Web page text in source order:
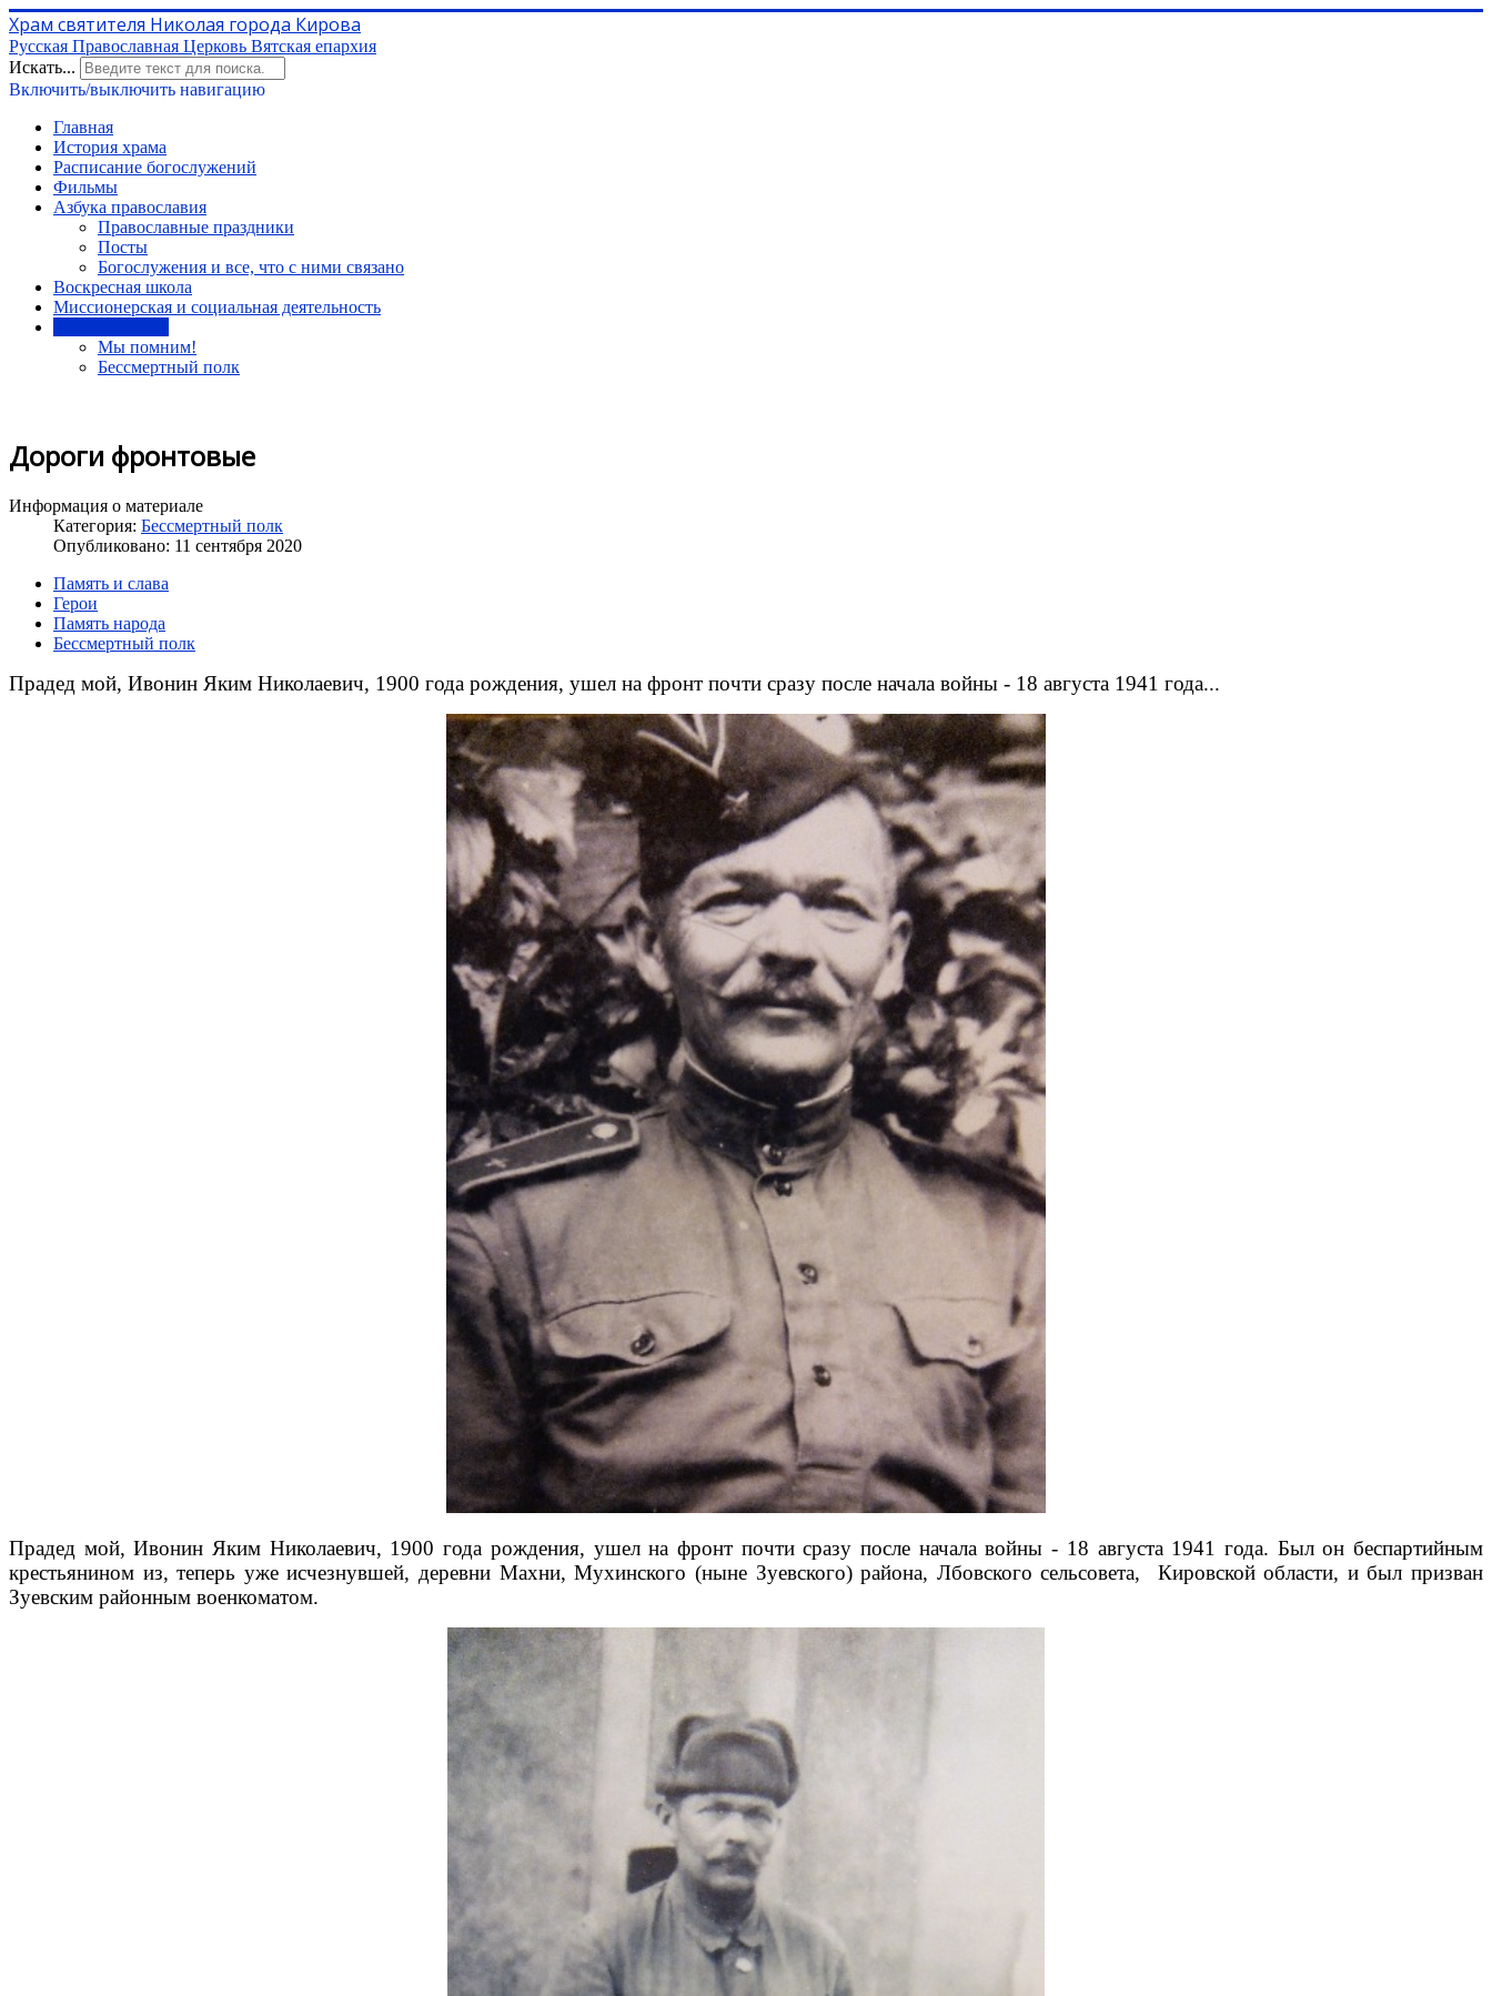
Храм святителя Николая города Кирова
Русская Православная Церковь Вятская епархия
Искать...
Включить/выключить навигацию
Главная
История храма
Расписание богослужений
Фильмы
Азбука православия
Православные праздники
Посты
Богослужения и все, что с ними связано
Воскресная школа
Миссионерская и социальная деятельность
Мы помним!
Бессмертный полк
Дороги фронтовые
Информация о материале
Категория: Бессмертный полк
Опубликовано: 11 сентября 2020
Память и слава
Герои
Память народа
Бессмертный полк
Прадед мой, Ивонин Яким Николаевич, 1900 года рождения, ушел на фронт почти сразу после начала войны - 18 августа 1941 года...
Прадед мой, Ивонин Яким Николаевич, 1900 года рождения, ушел на фронт почти сразу после начала войны - 18 августа 1941 года. Был он беспартийным
крестьянином из, теперь уже исчезнувшей, деревни Махни, Мухинского (ныне Зуевского) района, Лбовского сельсовета, Кировской области, и был призван
Зуевским районным военкоматом.